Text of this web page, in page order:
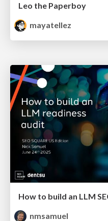
Leo the Paperboy
mayatellez
nmsamuel